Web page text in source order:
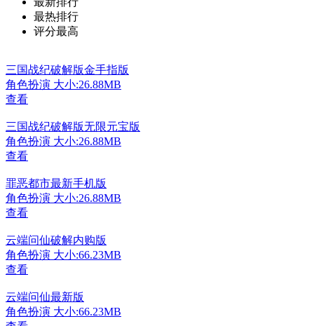
最热排行
评分最高
三国战纪破解版金手指版
角色扮演 大小:26.88MB
查看
三国战纪破解版无限元宝版
角色扮演 大小:26.88MB
查看
罪恶都市最新手机版
角色扮演 大小:26.88MB
查看
云端问仙破解内购版
角色扮演 大小:66.23MB
查看
云端问仙最新版
角色扮演 大小:66.23MB